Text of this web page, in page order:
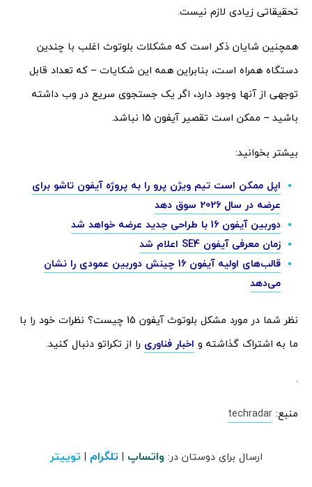
تحقیقاتی زیادی لازم نیست.
همچنین شایان ذکر است که مشکلات بلوتوث اغلب با چندین
دستگاه همراه است، بنابراین همه این شکایات – که تعداد قابل
توجهی از آنها وجود دارد، اگر یک جستجوی سریع در وب داشته
باشید – ممکن است تقصیر آیفون 15 نباشد.
بیشتر بخوانید:
اپل ممکن است تیم ویژن پرو را به پروژه آیفون تاشو برای
عرضه در سال 2026 سوق دهد
دوربین آیفون 16 با طراحی جدید عرضه خواهد شد
زمان معرفی آیفون SE4 اعلام شد
قالب‌های اولیه آیفون 16 چینش دوربین عمودی را نشان
می‌دهد
نظر شما در مورد مشکل بلوتوث آیفون 15 چیست؟ نظرات خود را با
ما به اشتراک گذاشته و اخبار فناوری را از تکراتو دنبال کنید.
.
منبع: techradar
ارسال برای دوستان در: واتساپ | تلگرام | توییتر